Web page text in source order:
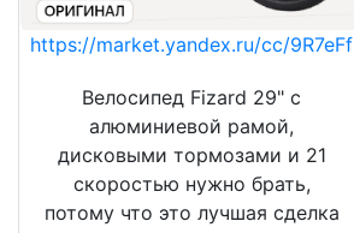
https://market.yandex.ru/cc/9R7eFf
Велосипед Fizard 29" с
алюминиевой рамой,
дисковыми тормозами и 21
скоростью нужно брать,
потому что это лучшая сделка